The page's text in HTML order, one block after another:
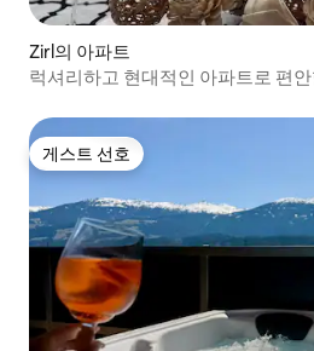
Zirl의 아파트
럭셔리하고 현대적인 아파트로 편
게스트 선호
게스트 선호